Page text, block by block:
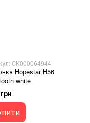
СК000064944
Hopestar H56
white